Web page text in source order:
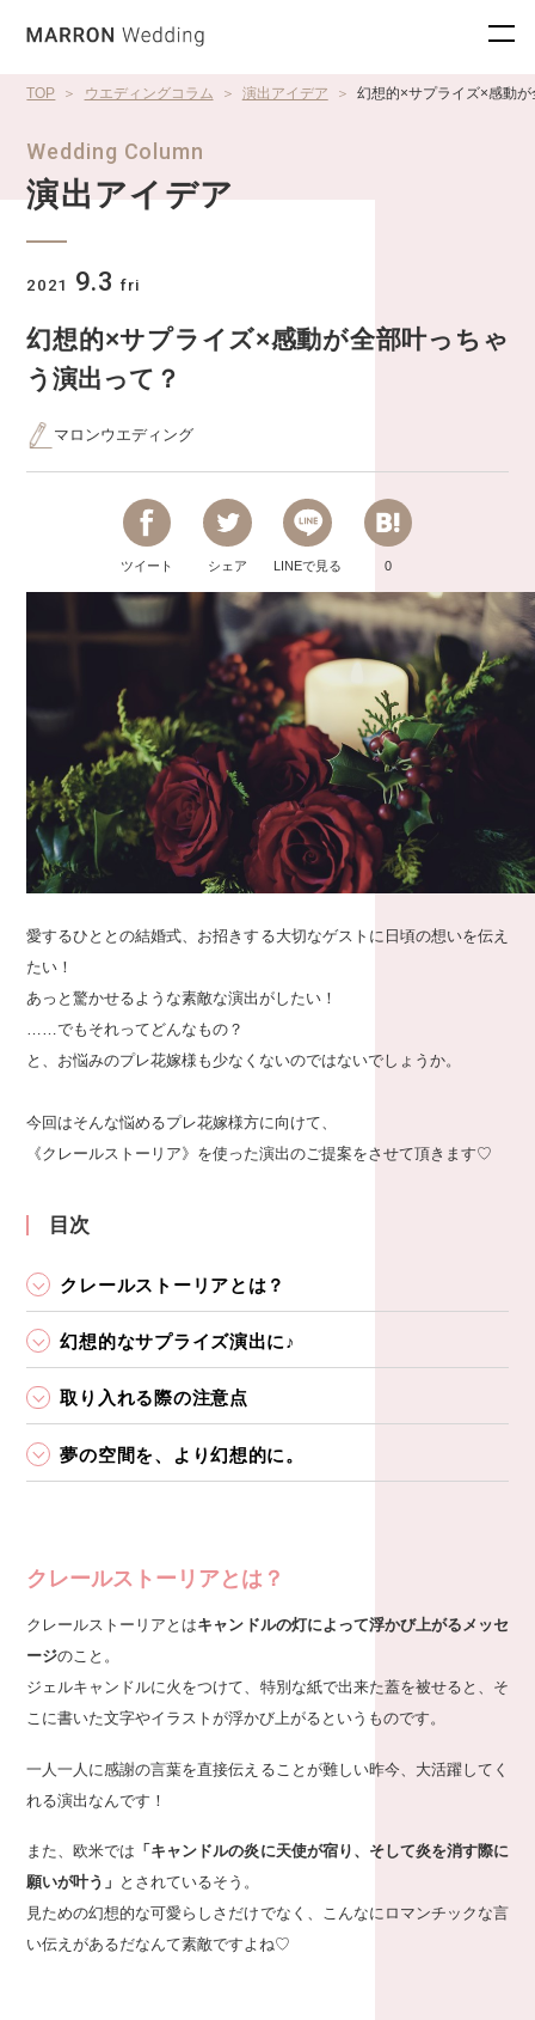
TOP ウエディングコラム 演出アイデア 幻想的×サプライズ×感動
Wedding Column
演出アイデア
2021 9.3 fri
幻想的×サプライズ×感動が全部叶っちゃ
う演出って？
マロンウエディング
ツイート シェア LINEで見る 0
愛するひととの結婚式、お招きする大切なゲストに日頃の想いを伝え
たい！
あっと驚かせるような素敵な演出がしたい！
……でもそれってどんなもの？
と、お悩みのプレ花嫁様も少なくないのではないでしょうか。
今回はそんな悩めるプレ花嫁様方に向けて、
《クレールストーリア》を使った演出のご提案をさせて頂きます♡
目次
クレールストーリアとは？
幻想的なサプライズ演出に♪
取り入れる際の注意点
夢の空間を、より幻想的に。
クレールストーリアとは？
クレールストーリアとはキャンドルの灯によって浮かび上がるメッセ
ージのこと。
ジェルキャンドルに火をつけて、特別な紙で出来た蓋を被せると、そ
こに書いた文字やイラストが浮かび上がるというものです。
一人一人に感謝の言葉を直接伝えることが難しい昨今、大活躍してく
れる演出なんです！
また、欧米では 「キャンドルの炎に天使が宿り、そして炎を消す際に
願いが叶う」 とされているそう。
見ための幻想的な可愛らしさだけでなく、こんなにロマンチックな言
い伝えがあるだなんて素敵ですよね♡